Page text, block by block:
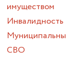
имуществом
Инвалидность
СВО